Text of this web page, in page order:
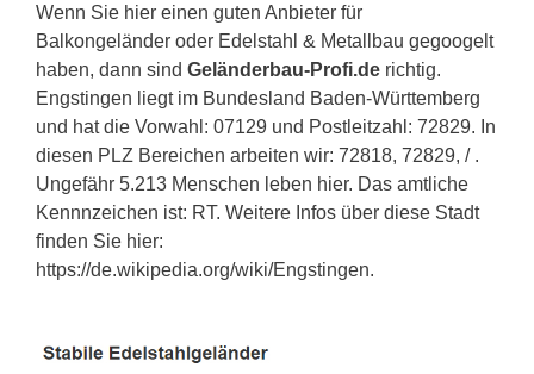
Wenn Sie hier einen guten Anbieter für
Balkongeländer oder Edelstahl & Metallbau gegoogelt
haben, dann sind Geländerbau-Profi.de richtig.
Engstingen liegt im Bundesland Baden-Württemberg
und hat die Vorwahl: 07129 und Postleitzahl: 72829. In
diesen PLZ Bereichen arbeiten wir: 72818, 72829, / .
Ungefähr 5.213 Menschen leben hier. Das amtliche
Kennnzeichen ist: RT. Weitere Infos über diese Stadt
finden Sie hier:
https://de.wikipedia.org/wiki/Engstingen.